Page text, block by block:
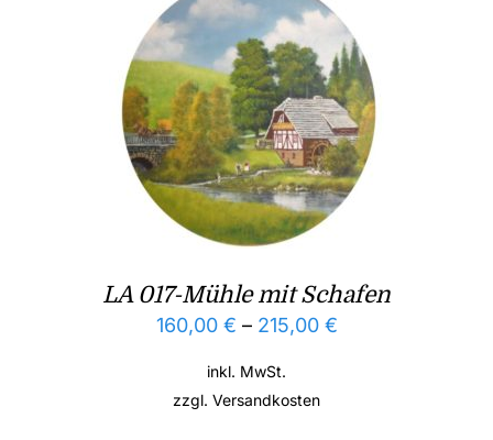
LA 017-Mühle mit Schafen
160,00 € – 215,00 €
inkl. MwSt.
zzgl. Versandkosten